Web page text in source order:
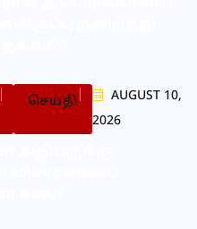
செய்தி
AUGUST 10,
2026